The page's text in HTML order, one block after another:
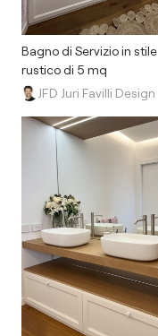
Bagno di Servizio in stile
rustico di 5 mq
JFD Juri Favilli Design